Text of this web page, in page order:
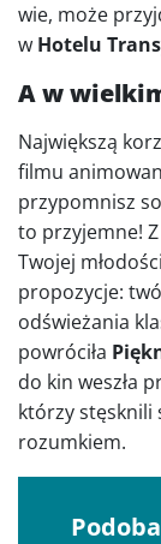
wie, może
w Hotelu
A w
Największą
filmu
przypomnisz
to przyjemne!
Twojej
propozycje:
odświeżania
powróciła
do kin weszła
którzy stęsknili
rozumkiem.